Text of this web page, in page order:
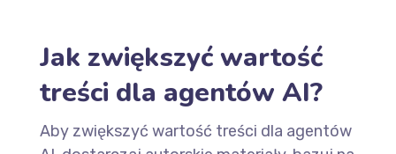
Jak zwiększyć wartość
treści dla agentów AI?
Aby zwiększyć wartość treści dla agentów